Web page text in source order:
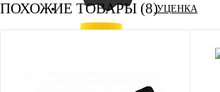
УЦЕНКА
ПОХОЖИЕ ТОВАРЫ (8)